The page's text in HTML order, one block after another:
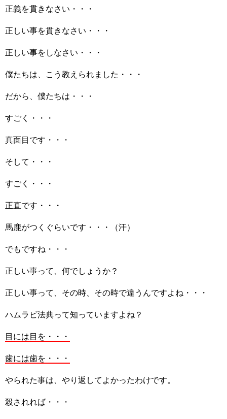
正義を貫きなさい・・・
正しい事を貫きなさい・・・
正しい事をしなさい・・・
僕たちは、こう教えられました・・・
だから、僕たちは・・・
すごく・・・
真面目です・・・
そして・・・
すごく・・・
正直です・・・
馬鹿がつくぐらいです・・・（汗）
でもですね・・・
正しい事って、何でしょうか？
正しい事って、その時、その時で違うんですよね・・・
ハムラビ法典って知っていますよね？
目には目を・・・
歯には歯を・・・
やられた事は、やり返してよかったわけです。
殺されれば・・・